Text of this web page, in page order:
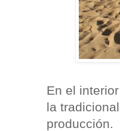
En el
la
producción.